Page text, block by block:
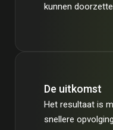
kunnen
De uitkomst
Het resultaat is
snellere